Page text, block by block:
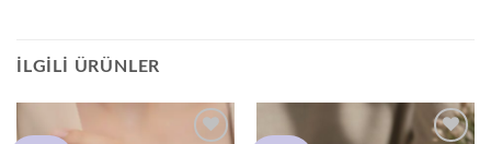
İLGILI ÜRÜNLER